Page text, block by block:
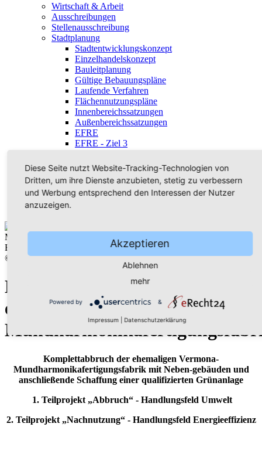
Wirtschaft & Arbeit
Ausschreibungen
Stellenausschreibung
Stadtplanung
Stadtentwicklungskonzept
Einzelhandelskonzept
Bauleitplanung
Gültige Bebauungspläne
Laufende Verfahren
Flächennutzungspläne
Innenbereichssatzungen
Außenbereichssatzungen
EFRE
EFRE - Ziel 3
Veröffentlichungen
Bekanntmachungen
Feuerwehr
WOGE Dienstleistungen
EFRE
© Förderfonds EFRE
Komplettabbruch der
ehemaligen Vermona-
Komplettabbruch der ehemaligen Vermona-
Mundharmonikafertigungsfabrik mit Neben-gebäuden und
anschließende Schaffung einer qualifizierten Grünanlage
1. Teilprojekt „Abbruch“ - Handlungsfeld Umwelt
2. Teilprojekt „Nachnutzung“ - Handlungsfeld Energieeffizienz
Diese Seite nutzt Website-Tracking-Technologien von
Dritten, um ihre Dienste anzubieten, stetig zu verbessern
und Werbung entsprechend den Interessen der Nutzer
anzuzeigen.
Akzeptieren
Ablehnen
mehr
Powered by &
Impressum Datenschutzerklärung